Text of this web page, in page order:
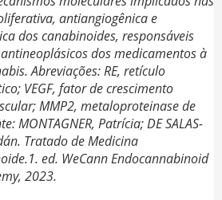
antiangiogênica e
dos canabinoides, responsáveis
dos medicamentos à
Abreviações: RE, retículo
VEGF, fator de crescimento
MMP2, metaloproteinase de
MONTAGNER, Patrícia; DE SALAS-
Tratado de Medicina
ed. WeCann Endocannabinoid
2023.